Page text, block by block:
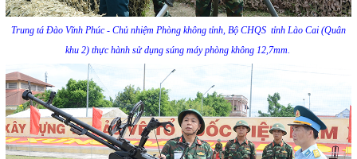
Trung tá Đào Vĩnh Phúc - Chủ nhiệm Phòng không tỉnh, Bộ CHQS tỉnh Lào Cai (Quân
khu 2) thực hành sử dụng súng máy phòng không 12,7mm.